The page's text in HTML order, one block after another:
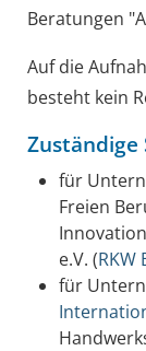
Beratungen
Auf die
besteht kein
Zuständige
für
Freien
e.V. (
für